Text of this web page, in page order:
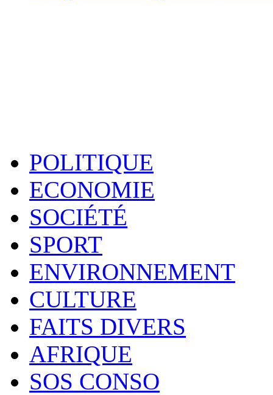
POLITIQUE
ECONOMIE
SOCIÉTÉ
SPORT
ENVIRONNEMENT
CULTURE
FAITS DIVERS
AFRIQUE
SOS CONSO